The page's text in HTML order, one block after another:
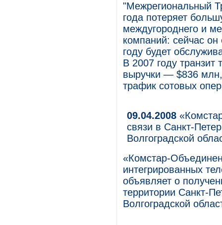
"Межрегиональный
года потеряет
междугороднего и
компаний: сейчас он
году будет
В 2007 году
выручки — $836 млн,
трафик сотовых
09.04.2008
связи в Санкт-
Волгоградской
«Комстар-
интегрированных
объявляет о
территории Санкт-
Волгоградской